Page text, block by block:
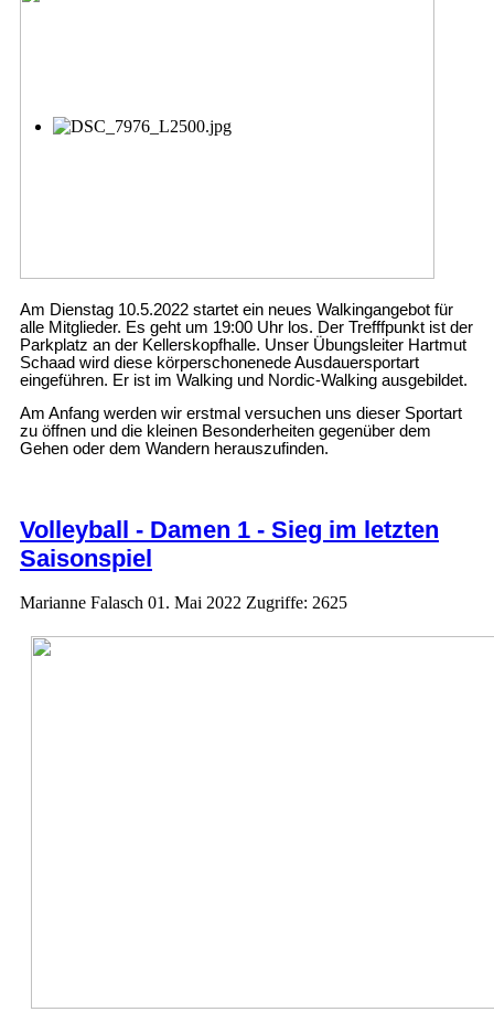
Am Dienstag 10.5.2022 startet ein neues Walkingangebot für
alle Mitglieder. Es geht um 19:00 Uhr los. Der Trefffpunkt ist der
Parkplatz an der Kellerskopfhalle. Unser Übungsleiter Hartmut
Schaad wird diese körperschonenede Ausdauersportart
eingeführen. Er ist im Walking und Nordic-Walking ausgebildet.
Am Anfang werden wir erstmal versuchen uns dieser Sportart
zu öffnen und die kleinen Besonderheiten gegenüber dem
Gehen oder dem Wandern herauszufinden.
Volleyball - Damen 1 - Sieg im letzten
Saisonspiel
Marianne Falasch 01. Mai 2022 Zugriffe: 2625